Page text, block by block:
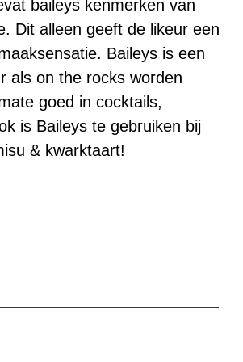
baileys kenmerken van
Dit alleen geeft de likeur een
Baileys is een
als on the rocks worden
goed in cocktails,
is Baileys te gebruiken bij
& kwarktaart!